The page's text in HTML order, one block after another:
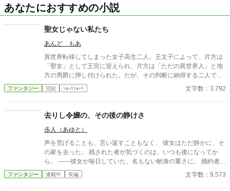
あなたにおすすめの小説
聖女じゃない私たち
あんど もあ
異世界転移してしまった女子高生二人。王太子によって、片方は
「聖女」として王宮に迎えられ、片方は「ただの異世界人」と地
方の男爵に押し付けられた。だが、その判断に納得する二人では
なく……。
ファンタジー 完結 ｼｮｰﾄｼｮｰﾄ 文字数：3,792
去りし令嬢の、その後の静けさ
歩人（あゆと）
声を荒げることも、言い返すこともなく、 彼女はただ静かに、そ
の家を去った。 残された者が気づくのは、いつも後になってか
ら。 ——彼女が毎日していた、名もない献身の重さに。 婚約者
の、夫の、家族の「当たり前」を支えていた手が消えたとき、 失
われたものの輪郭が、ようやく見えてくる。 ざまぁを声高に描か
ファンタジー 連載中 長編 文字数：9,573